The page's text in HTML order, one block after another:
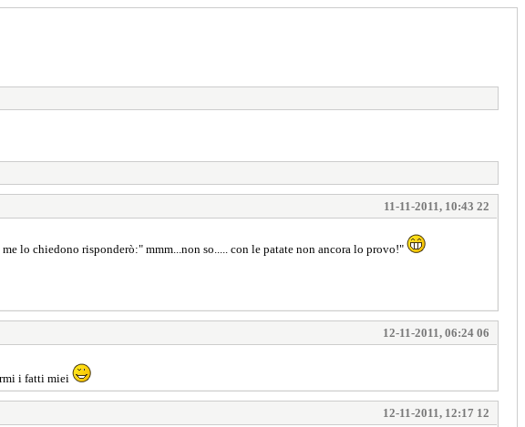
11-11-2011, 10:43 22
lo chiedono risponderò:" mmm...non so..... con le patate non ancora lo provo!"
12-11-2011, 06:24 06
i fatti miei
12-11-2011, 12:17 12